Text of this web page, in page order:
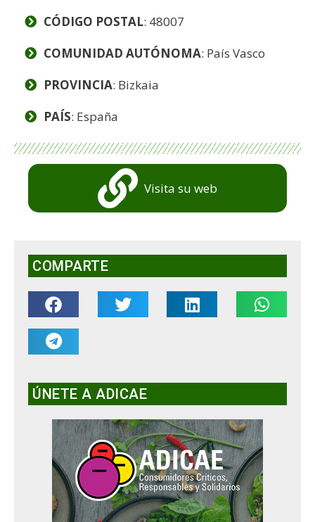
CÓDIGO POSTAL: 48007
COMUNIDAD AUTÓNOMA: País Vasco
PROVINCIA: Bizkaia
PAÍS: España
Visita su web
COMPARTE
ÚNETE A ADICAE